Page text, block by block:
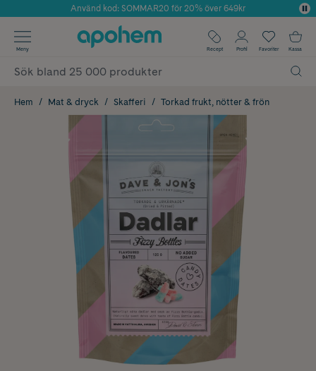
Årets Butik 2025 inom Skönhet
Använd kod: SOMMAR20 för 20% över 649kr
✓ Fri frakt
✓ Poäng på alla köp*
Meny Recept Profil Favoriter Kassa
Hem Mat & dryck Skafferi Torkad frukt, nötter & frön